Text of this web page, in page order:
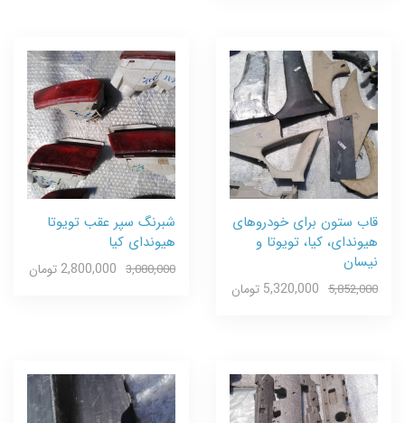
قاب ستون برای خودروهای
هیوندای، کیا، تویوتا و
نیسان
5,852,000 5,320,000 تومان
شبرنگ سپر عقب تویوتا
هیوندای کیا
3,080,000 2,800,000 تومان